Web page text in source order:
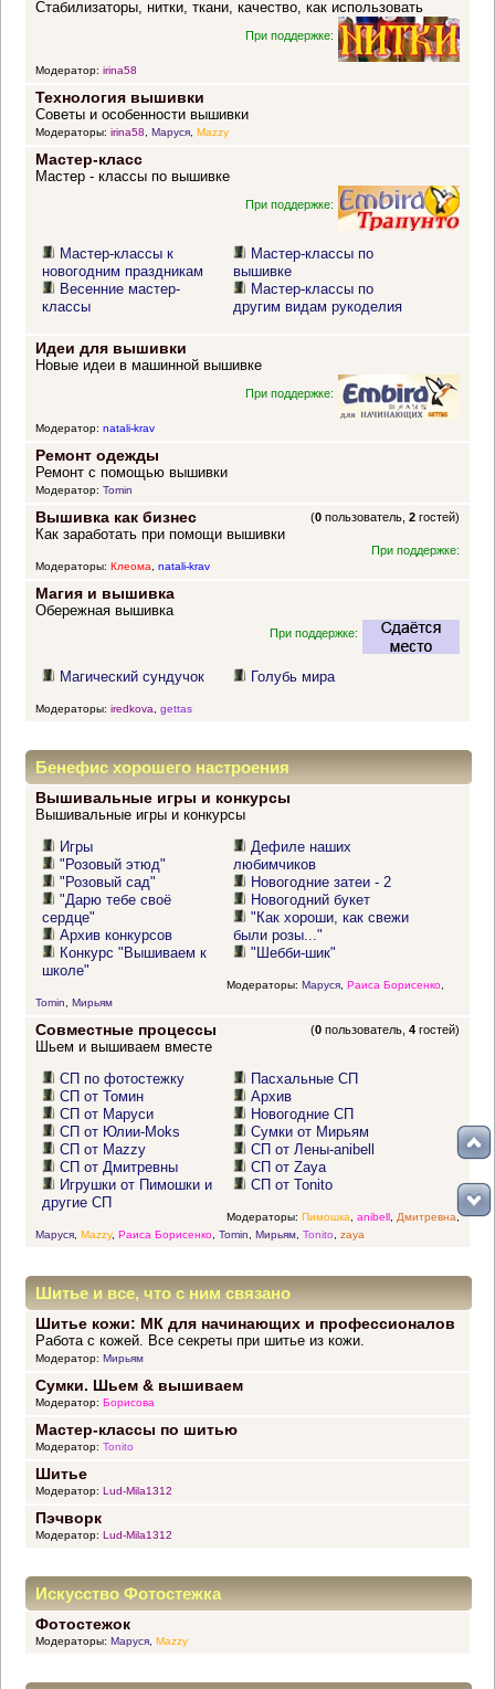
Стабилизаторы, нитки, ткани, качество, как использовать
При поддержке:
Модератор: irina58
Технология вышивки
Советы и особенности вышивки
Модераторы: irina58, Маруся, Mazzy
Мастер-класс
Мастер - классы по вышивке
При поддержке:
Мастер-классы к
новогодним праздникам
Весенние мастер-
классы
Мастер-классы по
вышивке
Мастер-классы по
другим видам рукоделия
Идеи для вышивки
Новые идеи в машинной вышивке
При поддержке:
Модератор: natali-krav
Ремонт одежды
Ремонт с помощью вышивки
Модератор: Tomin
Вышивка как бизнес (0 пользователь,2 гостей)
Как заработать при помощи вышивки
При поддержке:
Модераторы: Клеома, natali-krav
Магия и вышивка
Обережная вышивка
При поддержке:
Магический сундучок Голубь мира
Модераторы: iredkova gettas
Бенефис хорошего настроения
Вышивальные игры и конкурсы
Вышивальные игры и конкурсы
Игры
"Розовый этюд"
"Розовый сад"
"Дарю тебе своё
сердце"
Архив конкурсов
Конкурс "Вышиваем к
школе"
Дефиле наших
любимчиков
Новогодние затеи - 2
Новогодний букет
"Как хороши, как свежи
были розы..."
"Шебби-шик"
Модераторы: Маруся, Раиса Борисенко,
Tomin
Мирьям
Совместные процессы (0 пользователь,4 гостей)
Шьем и вышиваем вместе
СП по фотостежку
СП от Томин
СП от Маруси
СП от Юлии-Moks
СП от Mazzy
СП от Дмитревны
Игрушки от Пимошки и
другие СП
Пасхальные СП
Архив
Новогодние СП
Сумки от Мирьям
СП от Лены-anibell
СП от Zaya
СП от Tonito
Модераторы: Пимошка anibell, Дмитревна,
Маруся, Mazzy, Раиса Борисенко, Tomin Мирьям, Tonito zaya
Шитье и все, что с ним связано
Шитье кожи: МК для начинающих и профессионалов
Работа с кожей. Все секреты при шитье из кожи.
Модератор: Мирьям
Сумки. Шьем & вышиваем
Модератор: Борисова
Мастер-классы по шитью
Модератор: Tonito
Шитье
Модератор: Lud-Mila1312
Пэчворк
Модератор: Lud-Mila1312
Искусство Фотостежка
Фотостежок
Модераторы: Маруся, Mazzy